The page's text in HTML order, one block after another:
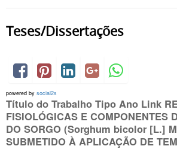
Teses/Dissertações
powered by social2s
Título do Trabalho Tipo Ano Link
FISIOLÓGICAS E COMPONENTES
DO SORGO (Sorghum bicolor [L.]
SUBMETIDO À APLICAÇÃO DE